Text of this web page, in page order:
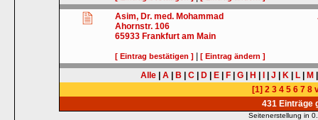
Asim, Dr. med. Mohammad
Ahornstr. 106
65933 Frankfurt am Main
[ Eintrag bestätigen ] |[ Eintrag ändern ]
Alle A B C D E F G H J K L M
[1] 2 3 4 5 6 7 8
431 Einträge
Seitenerstellung in